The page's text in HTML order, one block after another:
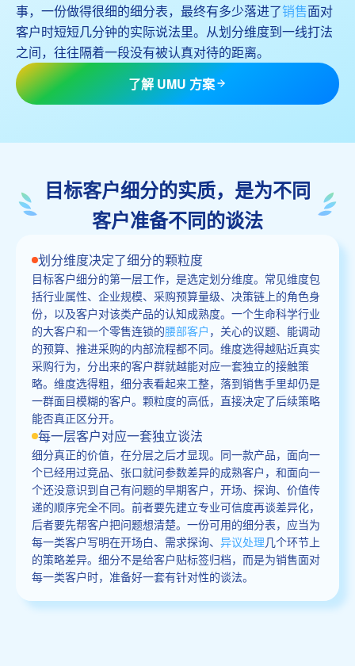
事，一份做得很细的细分表，最终有多少落进了销售面对
客户时短短几分钟的实际说法里。从划分维度到一线打法
之间，往往隔着一段没有被认真对待的距离。
了解 UMU 方案
目标客户细分的实质，是为不同
客户准备不同的谈法
划分维度决定了细分的颗粒度
目标客户细分的第一层工作，是选定划分维度。常见维度包
括行业属性、企业规模、采购预算量级、决策链上的角色身
份，以及客户对该类产品的认知成熟度。一个生命科学行业
的大客户和一个零售连锁的腰部客户 ，关心的议题、能调动
的预算、推进采购的内部流程都不同。维度选得越贴近真实
采购行为，分出来的客户群就越能对应一套独立的接触策
略。维度选得粗，细分表看起来工整，落到销售手里却仍是
一群面目模糊的客户。颗粒度的高低，直接决定了后续策略
能否真正区分开。
每一层客户对应一套独立谈法
细分真正的价值，在分层之后才显现。同一款产品，面向一
个已经用过竞品、张口就问参数差异的成熟客户，和面向一
个还没意识到自己有问题的早期客户，开场、探询、价值传
递的顺序完全不同。前者要先建立专业可信度再谈差异化，
后者要先帮客户把问题想清楚。一份可用的细分表，应当为
每一类客户写明在开场白、需求探询、 异议处理几个环节上
的策略差异。细分不是给客户贴标签归档，而是为销售面对
每一类客户时，准备好一套有针对性的谈法。